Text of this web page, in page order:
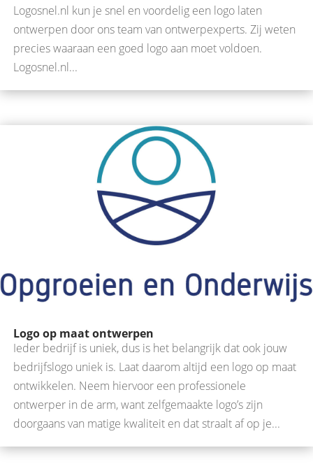
Logosnel.nl kun je snel en voordelig een logo laten
ontwerpen door ons team van ontwerpexperts. Zij weten
precies waaraan een goed logo aan moet voldoen.
Logosnel.nl...
Logo op maat ontwerpen
Ieder bedrijf is uniek, dus is het belangrijk dat ook jouw
bedrijfslogo uniek is. Laat daarom altijd een logo op maat
ontwikkelen. Neem hiervoor een professionele
ontwerper in de arm, want zelfgemaakte logo’s zijn
doorgaans van matige kwaliteit en dat straalt af op je...